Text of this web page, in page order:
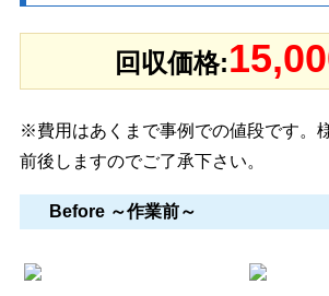
回収価格:
※費用はあくまで事例での値段です。
前後しますのでご了承下さい。
Before ～作業前～